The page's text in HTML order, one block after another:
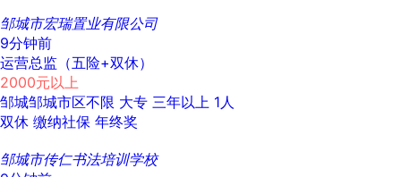
邹城市宏瑞置业有限公司
9分钟前
运营总监（五险+双休）
2000元以上
邹城邹城市区不限 大专 三年以上 1人
双休 缴纳社保 年终奖
邹城市传仁书法培训学校